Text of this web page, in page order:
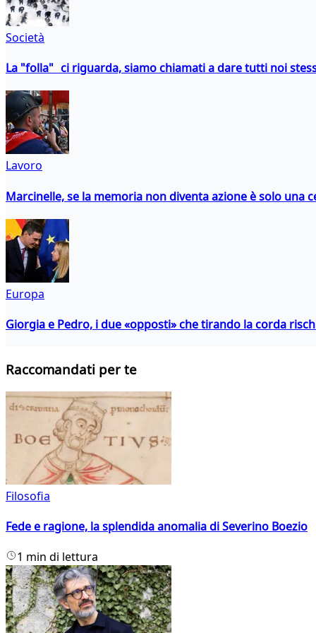
Società
La "folla" ci riguarda, siamo chiamati a dare tutti noi
Lavoro
Marcinelle, se la memoria non diventa azione è solo una
Europa
Giorgia e Pedro, i due «opposti» che tirando la corda
Raccomandati per te
Filosofia
Fede e ragione, la splendida anomalia di Severino Boezio
1 min di lettura